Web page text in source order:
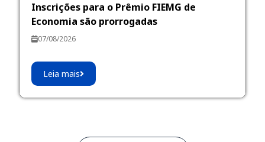
Inscrições para o Prêmio FIEMG de
Economia são prorrogadas
07/08/2026
Leia mais